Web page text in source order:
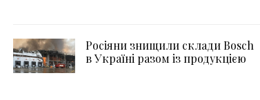
Росіяни знищили склади Bosch
в Україні разом із продукцією